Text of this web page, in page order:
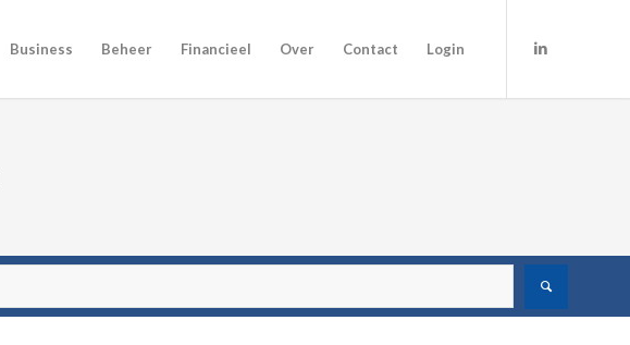
Business Beheer Financieel Over Contact Login